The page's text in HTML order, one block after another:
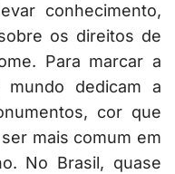
conhecimento,
os direitos de
Para marcar a
mundo dedicam a
cor que
mais comum em
No Brasil, quase